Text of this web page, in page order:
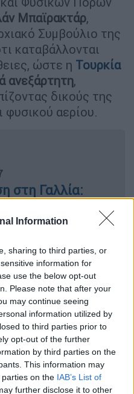
Information
sharing to third parties, or
information for
use the below opt-out
Please note that after your
may continue seeing
information utilized by
to third parties prior to
opt-out of the further
by third parties on the
This information may
on the IAB’s List of
further disclose it to other
Μπαϊρακτάρ,
Συμβούλιο της
καταβάλλονται
ώστε η Τουρκία
ανεξάρτητη,
δικούς της
φυσικού αερίου.
στη Γαλλία:
η χώρα με τοντέταρτο
κόσμο»,
και το
υπουργού